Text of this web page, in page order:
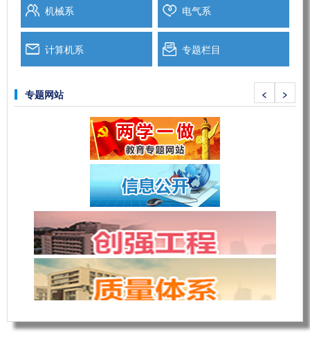
机械系 电气系
计算机系 专题栏目
专题网站 < >